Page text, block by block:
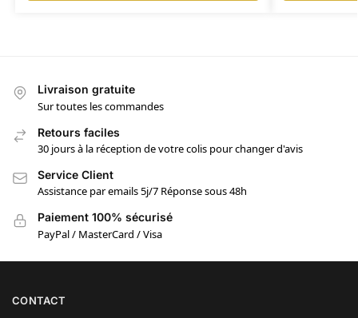
Livraison gratuite
Sur toutes les commandes
Retours faciles
30 jours à la réception de votre colis pour changer d'avis
Service Client
Assistance par emails 5j/7 Réponse sous 48h
Paiement 100% sécurisé
PayPal / MasterCard / Visa
CONTACT